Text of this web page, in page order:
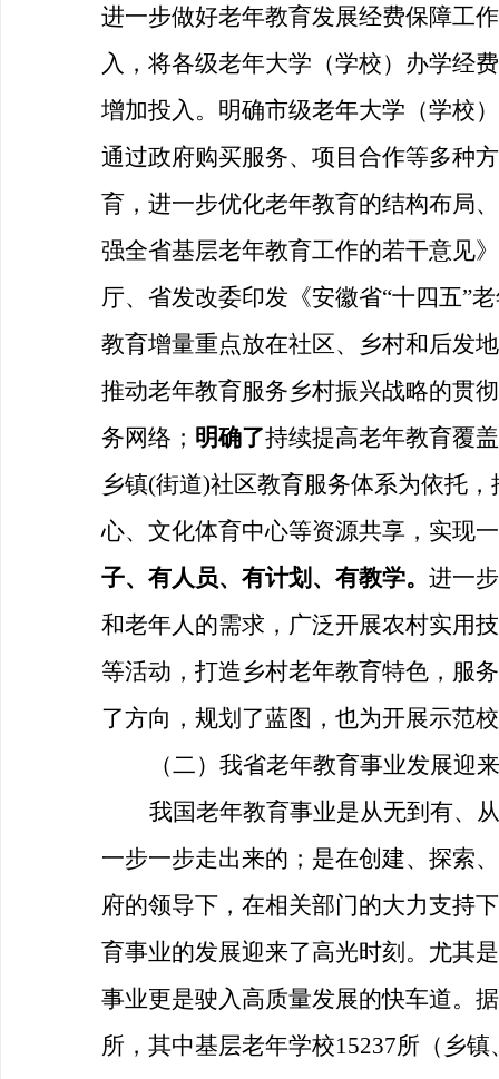
进一步做好老年教育发展经费保障工
入，将各级老年大学（学校）办学经
增加投入。明确市级老年大学（学校
通过政府购买服务、项目合作等多种
育，进一步优化老年教育的结构布局
强全省基层老年教育工作的若干意见
厅、省发改委印发《安徽省“十四五”
教育增量重点放在社区、乡村和后发
推动老年教育服务乡村振兴战略的贯
务网络； 明确了持续提高老年教育覆
乡镇(街道)社区教育服务体系为依托
心、文化体育中心等资源共享，实现
子、有人员、有计划、有教学。 进一
和老年人的需求，广泛开展农村实用
等活动，打造乡村老年教育特色，服
了方向，规划了蓝图，也为开展示范
（二）我省老年教育事业发展迎
我国老年教育事业是从无到有、
一步一步走出来的；是在创建、探索
府的领导下，在相关部门的大力支持
育事业的发展迎来了高光时刻。尤其
事业更是驶入高质量发展的快车道。
所，其中基层老年学校15237所（乡